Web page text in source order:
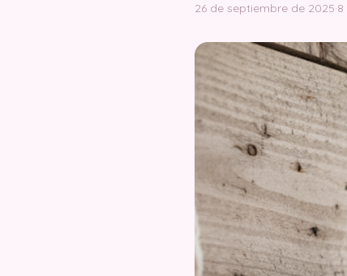
26 de septiembre de 2025·